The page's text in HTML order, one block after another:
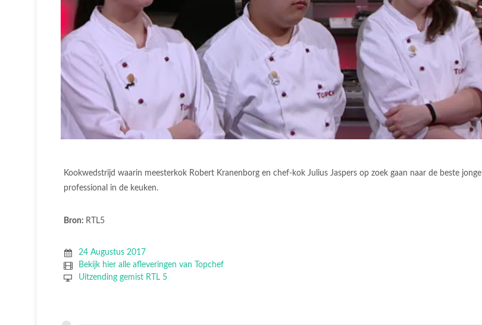
Kookwedstrijd waarin meesterkok Robert Kranenborg en chef-kok Julius Jaspers op zoek gaan naar de beste jonge
professional in de keuken.
Bron: RTL5
24 Augustus 2017
Bekijk hier alle afleveringen van Topchef
Uitzending gemist RTL 5